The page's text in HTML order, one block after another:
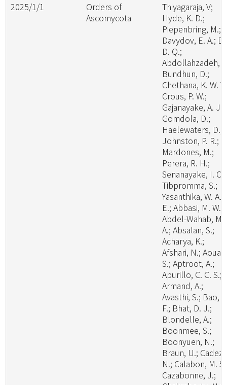
2025/1/1
Orders of
Ascomycota
Thiyagaraja, V;
Hyde, K. D.;
Piepenbring, M.;
Davydov, E. A.;
D. Q.;
Abdollahzadeh,
Bundhun, D.;
Chethana, K. W.
Crous, P. W.;
Gajanayake, A. J.;
Gomdola, D.;
Haelewaters, D.;
Johnston, P. R.;
Mardones, M.;
Perera, R. H.;
Senanayake, I. C.;
Tibpromma, S.;
Yasanthika, W. A.
E.; Abbasi, M. W.;
Abdel-Wahab, M.
A.; Absalan, S.;
Acharya, K.;
Afshari, N.; Aouali,
S.; Aptroot, A.;
Apurillo, C. C. S.;
Armand, A.;
Avasthi, S.; Bao,
F.; Bhat, D. J.;
Blondelle, A.;
Boonmee, S.;
Boonyuen, N.;
Braun, U.; Cadez,
N.; Calabon, M.
Cazabonne, J.;